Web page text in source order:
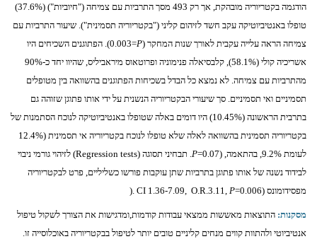
הודגמה בקטריוריה מובהקת, אך רק 493 מסך התרביות עם צמיחה ("חיוביות") (37.6%)
טופלו באנטיביוטיקה עקב חשד לזיהום קליני ("בקטריוריה תסמינית"). שיעור התרביות עם
צמיחה הראה עלייה עקבית לאורך שנות המחקר (P
=0.003
). הפתוגנים השכיחים היו
אשריכיה קולי (58.1%), קלבסיאלה פנימוניה ופרוטאוס מיראביליס, שהיוו יחד כ-90%
מהתרביות עם צמיחה. לא נמצא כל הבדל בשכיחות הפתוגנים בהשוואה בין מטופלים
תסמיניים ואי תסמיניים. סך שיעורי הבקטריוריה הנשנית על ידי אותו פתוגן שזוהה גם
בתרבית הראשונה (10.45%) היו דומים באלה שטופלו באנטיביוטיקה לנוכח הסתמנות של
בקטריוריה תסמינית בהשוואה לאלה שלא טופלו לנוכח בקטריוריה אי תסמינית (12.4%
לעומת 9.2%, בהתאמה,
(
P=0.07 . תבחיני תסוגה (Regression tests) לזיהוי גורמי ניבוי
לבידוד נשנה של אותו פתוגן בתרביות שתן עוקבות פורשו כשליליים, פרט לבקטריוריה
מפסידומונס (
CI 1.36-7.09, O.R.3.11, P=0.006
.(
מסקנות: התוצאות מאששות ממצאי עבודות קודמות,ומדגישות את הצורך לשקול טיפול
אנטיביוטי ולהתוות קווים מנחים קליניים טובים יותר לטיפול בבקטריוריה באוכלוסייה זו.